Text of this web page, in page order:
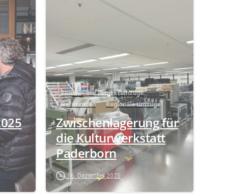
Firmen- und Projektumzüge
Referenzen
Regionale Umzüge
Zwischenlagerung für
die Kulturwerkstatt
Paderborn
16. Dezember 2025